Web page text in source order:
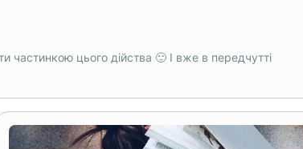
частинкою цього дійства 🙂 І вже в передчутті